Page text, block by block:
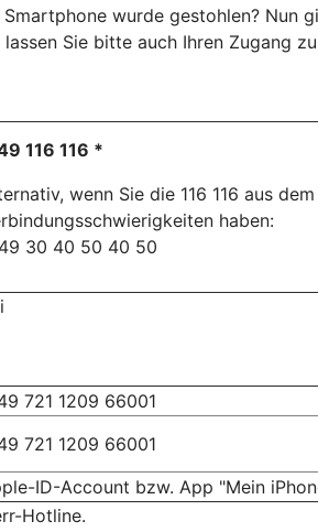
wurde gestohlen? Nun
Sie bitte auch Ihren Zugang
116 116 *
wenn Sie die 116 116 aus
haben:
30 40 50 40 50
721 1209 66001
721 1209 66001
ID-Account bzw. App "Mein
Hotline.